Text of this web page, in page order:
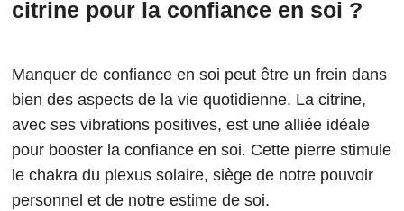
citrine pour la confiance en soi ?
Manquer de confiance en soi peut être un frein dans
bien des aspects de la vie quotidienne. La citrine,
avec ses vibrations positives, est une alliée idéale
pour booster la confiance en soi. Cette pierre stimule
le chakra du plexus solaire, siège de notre pouvoir
personnel et de notre estime de soi.